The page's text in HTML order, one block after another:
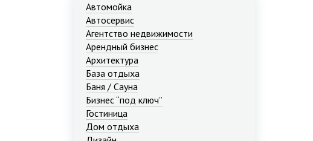
Автомойка
Автосервис
Агентство недвижимости
Арендный бизнес
Архитектура
База отдыха
Баня / Сауна
Бизнес “под ключ”
Гостиница
Дом отдыха